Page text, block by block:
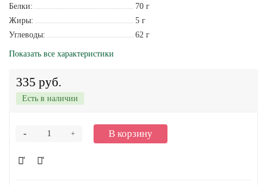
Белки:
70 г
Жиры:
5 г
Углеводы:
62 г
Показать все характеристики
335 руб.
Есть в наличии
+
- В корзину